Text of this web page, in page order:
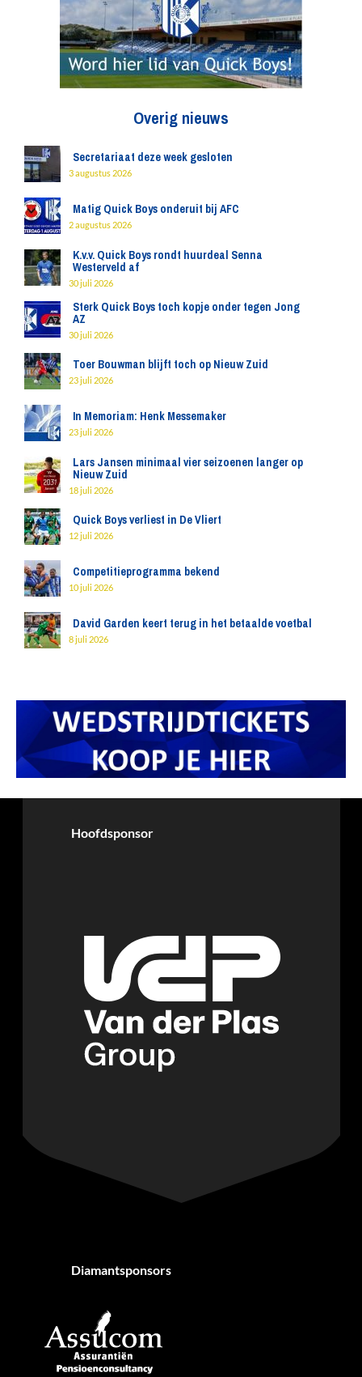
Overig nieuws
Secretariaat deze week gesloten
3 augustus 2026
Matig Quick Boys onderuit bij AFC
2 augustus 2026
K.v.v. Quick Boys rondt huurdeal Senna
Westerveld af
30 juli 2026
Sterk Quick Boys toch kopje onder tegen Jong
AZ
30 juli 2026
Toer Bouwman blijft toch op Nieuw Zuid
23 juli 2026
In Memoriam: Henk Messemaker
23 juli 2026
Lars Jansen minimaal vier seizoenen langer op
Nieuw Zuid
18 juli 2026
Quick Boys verliest in De Vliert
12 juli 2026
Competitieprogramma bekend
10 juli 2026
David Garden keert terug in het betaalde voetbal
8 juli 2026
Hoofdsponsor
Diamantsponsors